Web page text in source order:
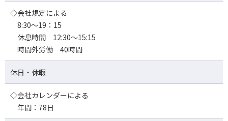
◇会社規定による
8:30～19：15
休息時間 12:30～15:15
時間外労働 40時間
休日・休暇
◇会社カレンダーによる
年間：78日